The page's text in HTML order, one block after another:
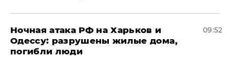
​Ночная атака РФ на Харьков и
Одессу: разрушены жилые дома,
погибли люди
09:52